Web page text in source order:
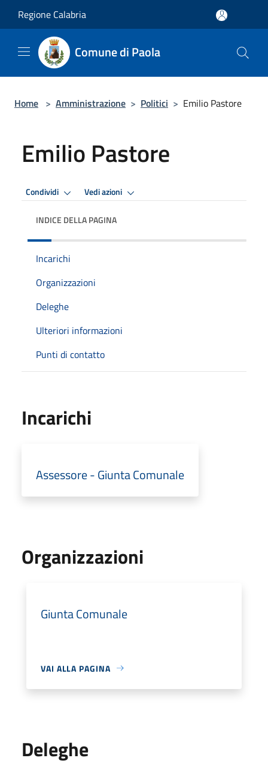
Regione Calabria
Comune di Paola
Home > Amministrazione > Politici > Emilio Pastore
Emilio Pastore
Condividi Vedi azioni
INDICE DELLA PAGINA
Incarichi
Organizzazioni
Deleghe
Ulteriori informazioni
Punti di contatto
Incarichi
Assessore - Giunta Comunale
Organizzazioni
Giunta Comunale
VAI ALLA PAGINA
Deleghe